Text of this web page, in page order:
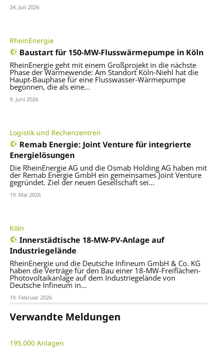
24. Juli 2026
RheinEnergie
Baustart für 150-MW-Flusswärmepumpe in Köln
RheinEnergie geht mit einem Großprojekt in die nächste
Phase der Wärmewende: Am Standort Köln‑Niehl hat die
Haupt-Bauphase für eine Flusswasser‑Wärmepumpe
begonnen, die als eine...
9. Juni 2026
Logistik und Rechenzentren
Remab Energie: Joint Venture für integrierte
Energielösungen
Die RheinEnergie AG und die Osmab Holding AG haben mit
der Remab Energie GmbH ein gemeinsames Joint Venture
gegründet. Ziel der neuen Gesellschaft sei...
19. Mai 2026
Köln
Innerstädtische 18-MW-PV-Anlage auf
Industriegelände
RheinEnergie und die Deutsche Infineum GmbH & Co. KG
haben die Verträge für den Bau einer 18-MW-Freiflächen-
Photovoltaikanlage auf dem Industriegelände von
Deutsche Infineum in...
19. Februar 2026
Verwandte Meldungen
195.000 Anlagen